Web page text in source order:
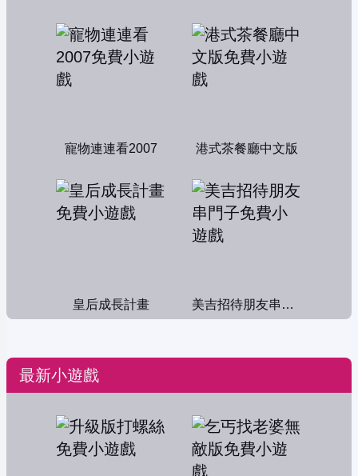
寵物連連看2007 港式茶餐廳中文版
皇后成長計畫 美吉招待朋友串門子
最新小遊戲